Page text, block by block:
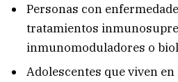
Personas con
tratamientos
inmunomoduladores o
Adolescentes que viven